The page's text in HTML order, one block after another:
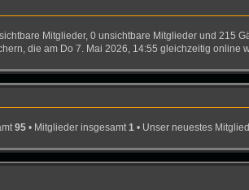
Mitglieder, 0 unsichtbare Mitglieder und 215
die am Do 7. Mai 2026, 14:55 gleichzeitig online
95• Mitglieder insgesamt1• Unser neuestes